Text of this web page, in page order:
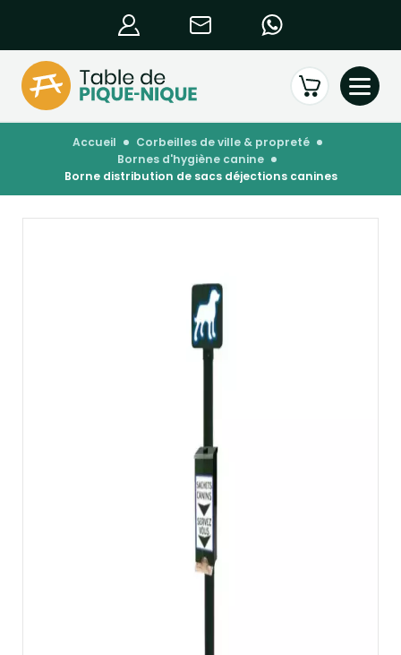
accueil
corbeilles de ville & propreté
bornes d'hygiène canine
borne distribution de sacs déjections canines